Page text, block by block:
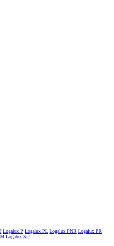
Logalux P Logalux PL Logalux PNR Logalux PR
Logalux SU